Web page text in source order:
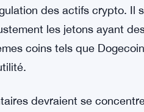
des actifs crypto. Il
les jetons ayant
coins tels que
devraient se